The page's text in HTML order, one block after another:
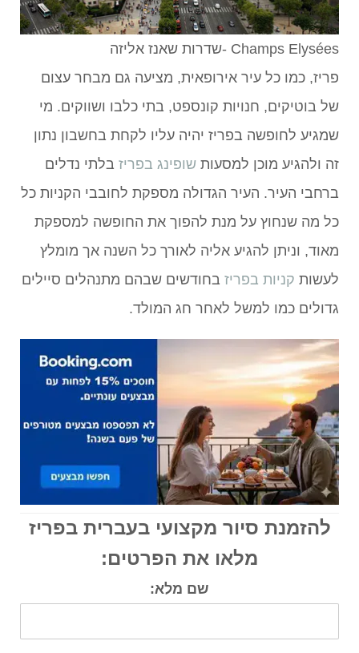
Champs Elysées -שדרות שאנז אליזה
פריז, כמו כל עיר אירופאית, מציעה גם מבחר עצום
של בוטיקים, חנויות קונספט, בתי כלבו ושווקים. מי
שמגיע לחופשה בפריז יהיה עליו לקחת בחשבון נתון
זה ולהגיע מוכן למסעות שופינג בפריז בלתי נדלים
ברחבי העיר. העיר הגדולה מספקת לחובבי הקניות כל
כל מה שנחוץ על מנת להפוך את החופשה למספקת
מאוד, וניתן להגיע אליה לאורך כל השנה אך מומלץ
לעשות קניות בפריז בחודשים שבהם מתנהלים סיילים
גדולים כמו למשל לאחר חג המולד.
להזמנת סיור מקצועי בעברית בפריז
מלאו את הפרטים:
שם מלא: